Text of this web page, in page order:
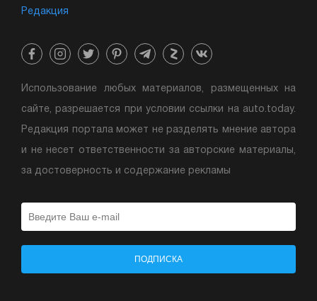
Редакция
Использование любых материалов, размещенных на
сайте, разрешается при условии ссылки на auto.today.
Редакция портала может не разделять мнение автора
и не несет ответственности за авторские материалы,
за достоверность и содержание рекламы
ПОДПИСКА